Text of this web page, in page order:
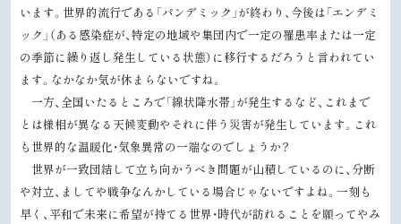
います。世界的流行である「パンデミック」が終わり、今後は「エンデミ
ック」（ある感染症が、特定の地域や集団内で一定の罹患率または一定
の季節に繰り返し発生している状態）に移行するだろうと言われてい
ます。なかなか気が休まらないですね。
一方、全国いたるところで「線状降水帯」が発生するなど、これまで
とは様相が異なる天候変動やそれに伴う災害が発生しています。これ
も世界的な温暖化・気象異常の一端なのでしょうか？
世界が一致団結して立ち向かうべき問題が山積しているのに、分断
や対立、ましてや戦争なんかしている場合じゃないですよね。一刻も
早く、平和で未来に希望が持てる世界・時代が訪れることを願ってやみ